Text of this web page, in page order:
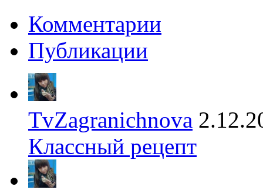
Комментарии
Публикации
TvZagranichnova
Классный рецепт